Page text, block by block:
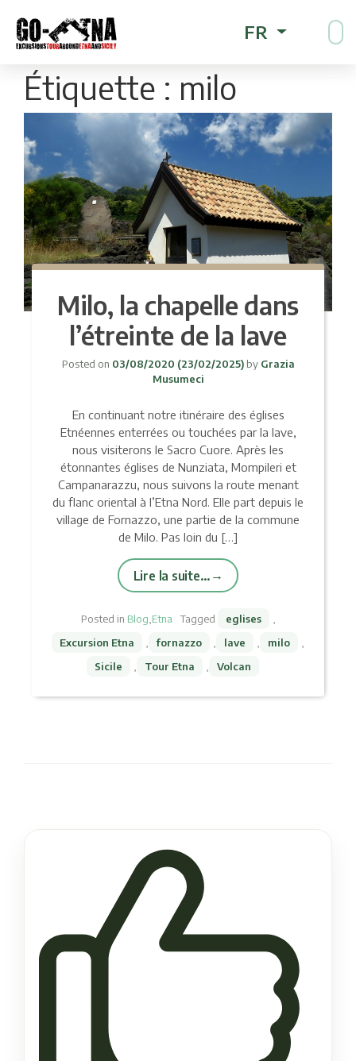
FR
Étiquette : milo
Milo, la chapelle dans
l’étreinte de la lave
Posted on 03/08/2020 (23/02/2025) byGrazia
Musumeci
En continuant notre itinéraire des églises
Etnéennes enterrées ou touchées par la lave,
nous visiterons le Sacro Cuore. Après les
étonnantes églises de Nunziata, Mompileri et
Campanarazzu, nous suivons la route menant
du flanc oriental à l’Etna Nord. Elle part depuis le
village de Fornazzo, une partie de la commune
de Milo. Pas loin du […]
Lire la suite…
Posted in Blog Etna Tagged eglises
Excursion Etna
fornazzo lave milo
Sicile
Tour Etna Volcan